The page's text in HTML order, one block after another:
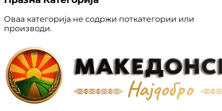
Оваа категорија не содржи поткатегории или
производи.